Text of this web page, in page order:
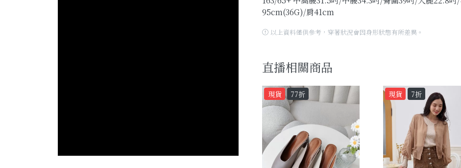
95cm(36G)/肩41cm
以上資料僅供參考，穿著狀況會因身形狀態有所差異。
直播相關商品
現貨 77折 現貨 7折